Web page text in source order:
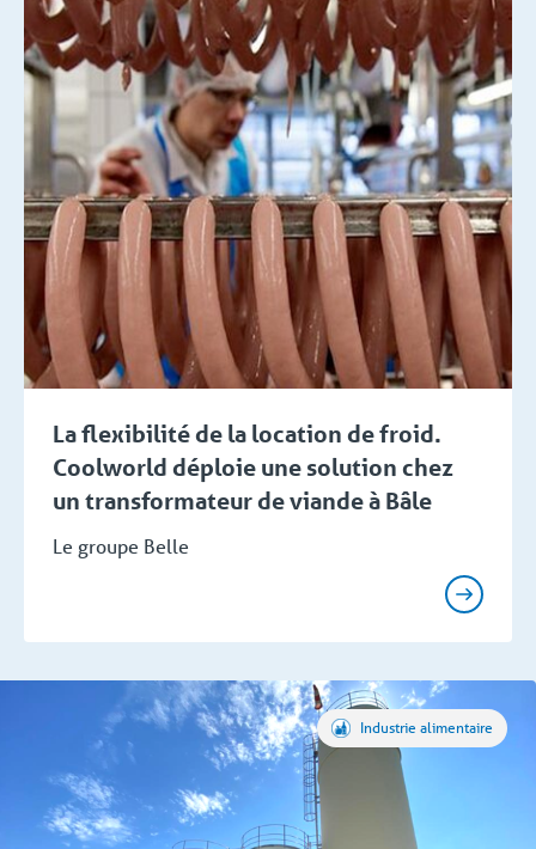
La flexibilité de la location de froid.
Coolworld déploie une solution chez
un transformateur de viande à Bâle
Le groupe Belle
Industrie alimentaire